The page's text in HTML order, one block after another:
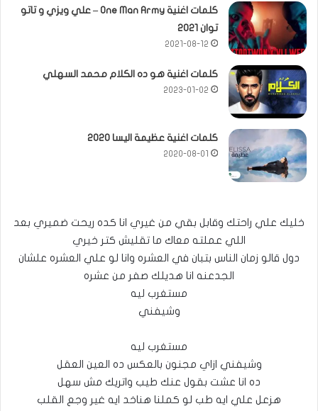
كلمات اغنية One Man Army – علي ويزي و تاتو
توان 2021
2021-08-12
كلمات اغنية هو ده الكلام محمد السهلي
2023-01-02
كلمات اغنية عظيمة اليسا 2020
2020-08-01
خليك علي راحتك وقابل بقي من غيري انا كده ريحت ضميري بعد
اللي عملته معاك ما تقليش كتر خيري
دول قالو زمان الناس بتبان في العشره وانا لو علي العشره علشان
الجدعنه انا هديلك صفر من عشره
مستغرب ليه
وشيفني
مستغرب ليه
وشيفني ازاي مجنون بالعكس ده العين العقل
ده انا عشت بقول عنك طيب واتريك مش سهل
هزعل علي ايه طب لو كملنا هناخد ايه غير وجع القلب